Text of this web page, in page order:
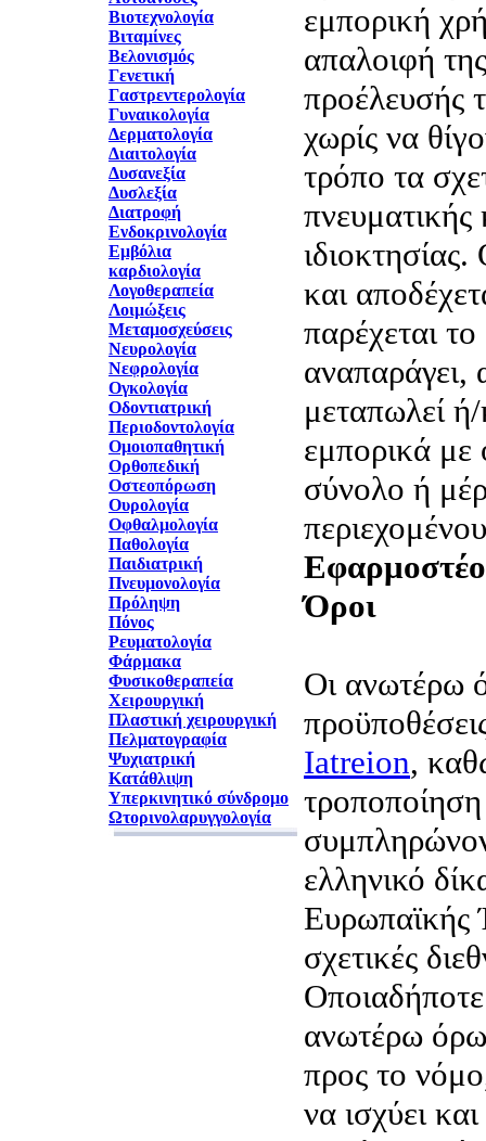
Βιοτεχνολογία
Βιταμίνες
Βελονισμός
Γενετική
Γαστρεντερολογία
Γυναικολογία
Δερματολογία
Διαιτολογία
Δυσανεξία
Δυσλεξία
Διατροφή
Ενδοκρινολογία
Εμβόλια
καρδιολογία
Λογοθεραπεία
Λοιμώξεις
Μεταμοσχεύσεις
Νευρολογία
Νεφρολογία
Ογκολογία
Οδοντιατρική
Περιοδοντολογία
Ομοιοπαθητική
Ορθοπεδική
Οστεοπόρωση
Ουρολογία
Οφθαλμολογία
Παθολογία
Παιδιατρική
Πνευμονολογία
Πρόληψη
Πόνος
Ρευματολογία
Φάρμακα
Φυσικοθεραπεία
Χειρουργική
Πλαστική χειρουργική
Πελματογραφία
Ψυχιατρική
Κατάθλιψη
Υπερκινητικό σύνδρομο
Ωτορινολαρυγγολογία
εμπορική
απαλοιφή
προέλευσής
χωρίς να
τρόπο τα
πνευματικής
και
παρέχεται
αναπαράγει,
μεταπωλεί ή/
εμπορικά με
σύνολο ή
Εφαρμοστέο
Όροι
Οι ανωτέρω
Iatreion,
τροποποίηση
ελληνικό
Ευρωπαϊκής
σχετικές
ανωτέρω
προς το
να ισχύει